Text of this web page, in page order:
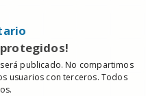
publicado. No compartimos
usuarios con terceros. Todos